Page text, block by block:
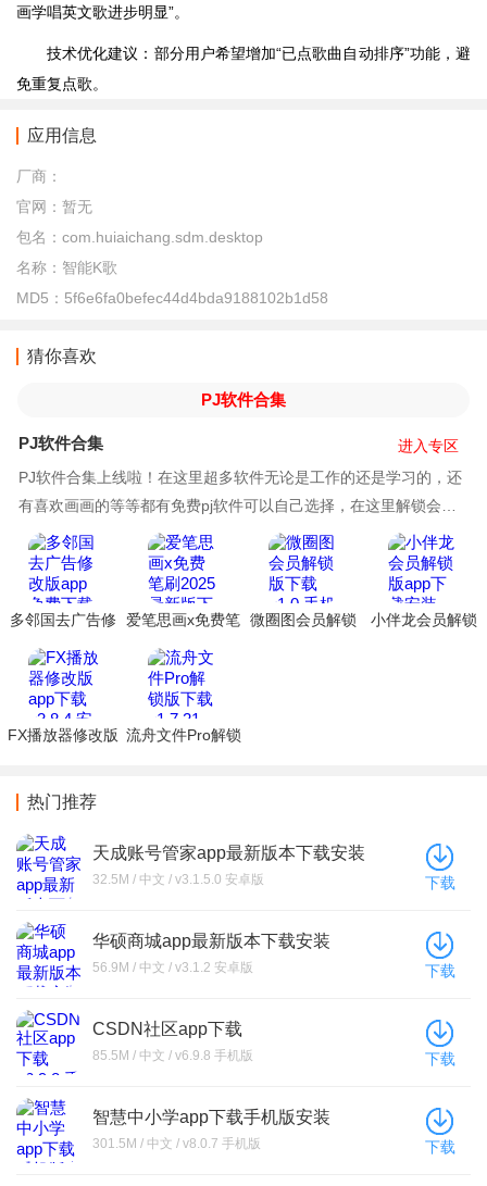
画学唱英文歌进步明显”。
技术优化建议：部分用户希望增加“已点歌曲自动排序”功能，避
免重复点歌。
应用信息
厂商：
官网： 暂无
包名： com.huiaichang.sdm.desktop
名称： 智能K歌
MD5： 5f6e6fa0befec44d4bda9188102b1d58
猜你喜欢
PJ软件合集
PJ软件合集
PJ软件合集上线啦！在这里超多软件无论是工作的还是学习的，还
有喜欢画画的等等都有免费pj软件可以自己选择，在这里解锁会员
版本，解锁高级功能，解锁去广告限制等等，让你
进入专区
多邻国去广告修
爱笔思画x免费笔
载
微圈图会员解锁
小伴龙会员解锁
FX播放器修改版 流舟文件Pro解锁
热门推荐
天成账号管家app最新版本下载安装
32.5M / 中文 / v3.1.5.0 安卓版 下载
华硕商城app最新版本下载安装
56.9M / 中文 / v3.1.2 安卓版 下载
CSDN社区app下载
85.5M / 中文 / v6.9.8 手机版 下载
智慧中小学app下载手机版安装
301.5M / 中文 / v8.0.7 手机版 下载